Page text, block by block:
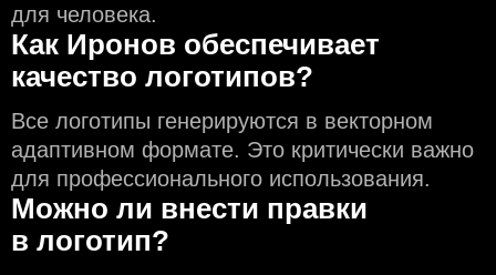
для человека.
Как Иронов обеспечивает
качество логотипов?
Все логотипы генерируются в векторном
адаптивном формате. Это критически важно
для профессионального использования.
Можно ли внести правки
в логотип?